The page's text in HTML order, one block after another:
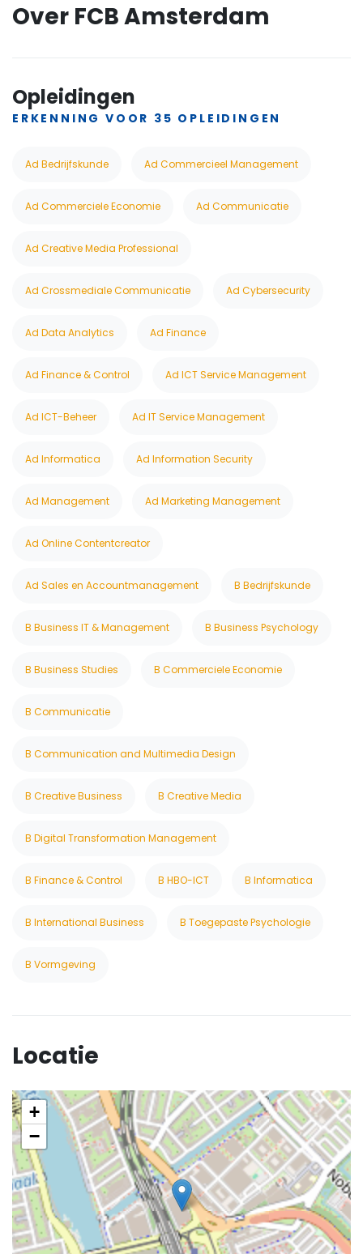
Over FCB Amsterdam
Opleidingen
ERKENNING VOOR 35 OPLEIDINGEN
Ad Bedrijfskunde Ad Commercieel Management
Ad Commerciele Economie Ad Communicatie
Ad Creative Media Professional
Ad Crossmediale Communicatie Ad Cybersecurity
Ad Data Analytics Ad Finance
Ad Finance & Control Ad ICT Service Management
Ad ICT-Beheer Ad IT Service Management
Ad Informatica Ad Information Security
Ad Management Ad Marketing Management
Ad Online Contentcreator
Ad Sales en Accountmanagement B Bedrijfskunde
B Business IT & Management B Business Psychology
B Business Studies B Commerciele Economie
B Communicatie
B Communication and Multimedia Design
B Creative Business B Creative Media
B Digital Transformation Management
B Finance & Control B HBO-ICT B Informatica
B International Business B Toegepaste Psychologie
B Vormgeving
Locatie
+
−